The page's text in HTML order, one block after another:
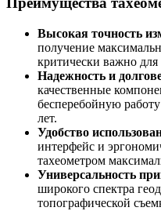
Высокая точность
получение
критически важно для
Надежность и
качественные
бесперебойную
лет.
Удобство
интерфейс и
тахеометром
Универсальность
широкого спектра
топографической